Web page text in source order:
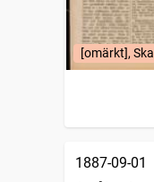
[omärkt],
1887-09-01